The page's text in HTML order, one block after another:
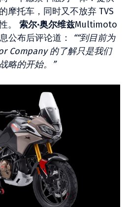
摩托车，同时又不放弃 TVS
。 索尔·奥尔维兹Multimoto
公布后评论道：
““到目前为
Company 的了解只是我们
略的开始。”